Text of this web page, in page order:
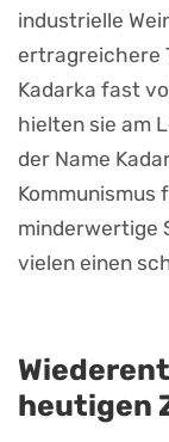
industrielle
ertragreichere
Kadarka fast
hielten sie am
der Name
minderwertige
vielen einen
heutigen